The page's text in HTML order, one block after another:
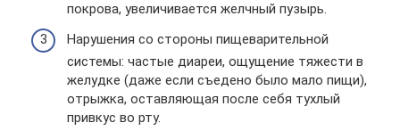
покрова, увеличивается желчный пузырь.
Нарушения со стороны пищеварительной
системы: частые диареи, ощущение тяжести в
желудке (даже если съедено было мало пищи),
отрыжка, оставляющая после себя тухлый
привкус во рту.